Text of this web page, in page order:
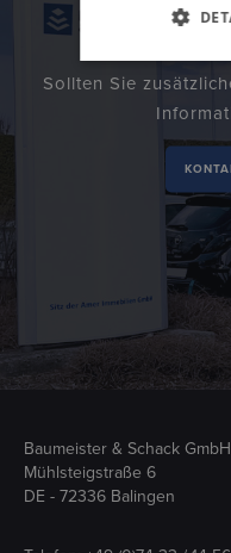
Sollten Sie
Baumeister & Schack
Mühlsteigstraße 6
DE - 72336 Balingen